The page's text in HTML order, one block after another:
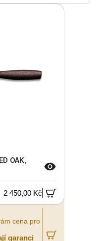
OAK,
2 450,00 Kč
cena pro
garanci